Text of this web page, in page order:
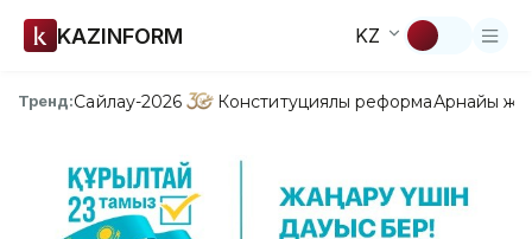
KAZINFORM KZ
Тренд:Сайлау-2026 Конституциялық реформаАрнайы